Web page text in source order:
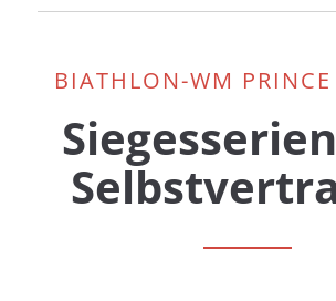
BIATHLON-WM PRINCE